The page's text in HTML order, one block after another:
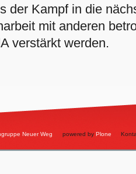
der Kampf in die
mit anderen
verstärkt werden.
Neuer Weg powered by Plone